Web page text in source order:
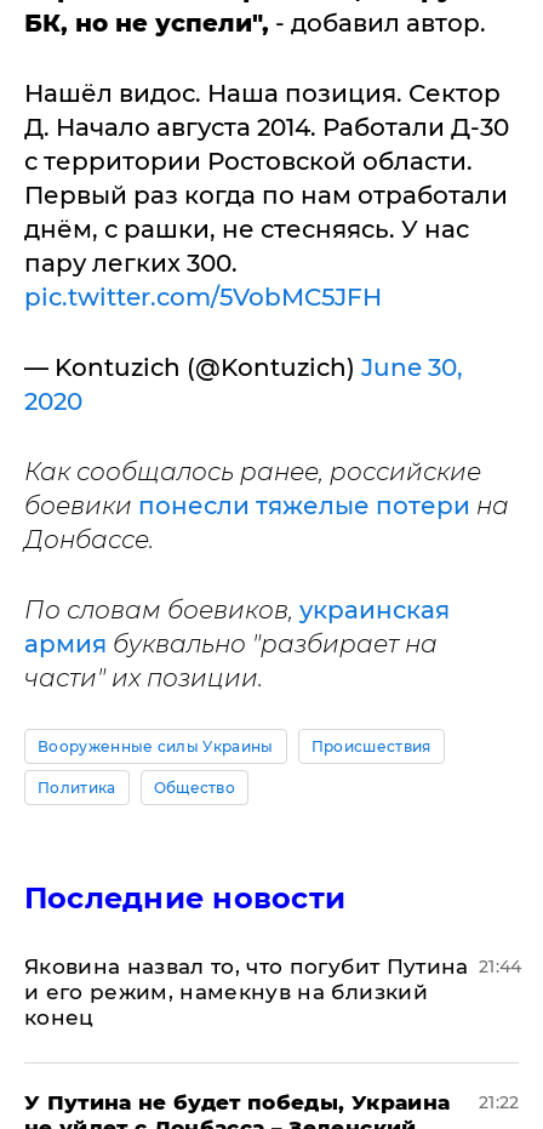
БК, но не успели", - добавил автор.
Нашёл видос. Наша позиция. Сектор
Д. Начало августа 2014. Работали Д-30
с территории Ростовской области.
Первый раз когда по нам отработали
днём, с рашки, не стесняясь. У нас
пару легких 300.
pic.twitter.com/5VobMC5JFH
— Kontuzich (@Kontuzich) June 30,
2020
Как сообщалось ранее, российские
боевики понесли тяжелые потери на
Донбассе.
По словам боевиков, украинская
армия буквально "разбирает на
части" их позиции.
Вооруженные силы Украины Происшествия
Политика Общество
Последние новости
Яковина назвал то, что погубит Путина
и его режим, намекнув на близкий
конец
21:44
У Путина не будет победы, Украина
21:22